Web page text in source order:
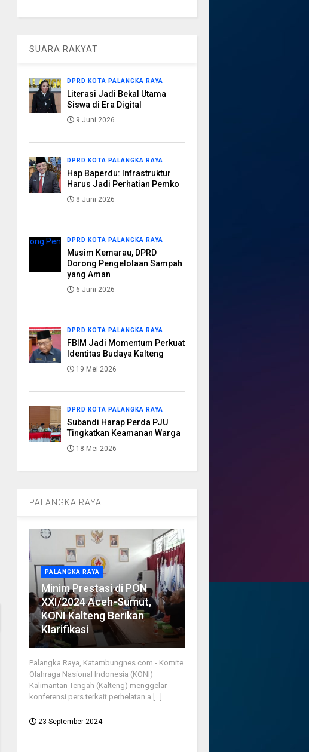
SUARA RAKYAT
DPRD KOTA PALANGKA RAYA
Literasi Jadi Bekal Utama
Siswa di Era Digital
9 Juni 2026
DPRD KOTA PALANGKA RAYA
Hap Baperdu: Infrastruktur
Harus Jadi Perhatian Pemko
8 Juni 2026
DPRD KOTA PALANGKA RAYA
Musim Kemarau, DPRD
Dorong Pengelolaan Sampah
yang Aman
6 Juni 2026
DPRD KOTA PALANGKA RAYA
FBIM Jadi Momentum Perkuat
Identitas Budaya Kalteng
19 Mei 2026
DPRD KOTA PALANGKA RAYA
Subandi Harap Perda PJU
Tingkatkan Keamanan Warga
18 Mei 2026
PALANGKA RAYA
PALANGKA RAYA
Minim Prestasi di PON
XXI/2024 Aceh-Sumut,
KONI Kalteng Berikan
Klarifikasi
Palangka Raya, Katambungnes.com - Komite
Olahraga Nasional Indonesia (KONI)
Kalimantan Tengah (Kalteng) menggelar
konferensi pers terkait perhelatan a [...]
23 September 2024